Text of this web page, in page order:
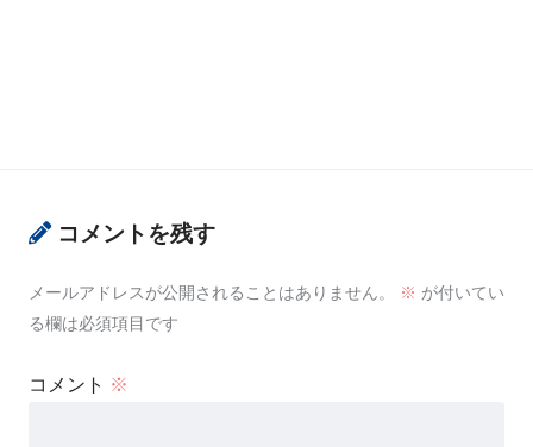
コメントを残す
メールアドレスが公開されることはありません。 ※ が付いてい
る欄は必須項目です
コメント ※